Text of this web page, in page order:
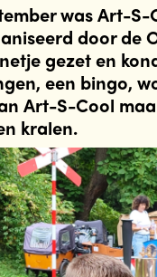
was Art-
door de
gezet en
een bingo,
Art-S-Cool
kralen.